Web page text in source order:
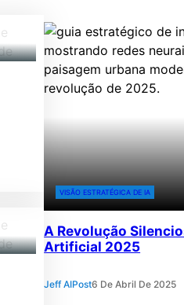
VISÃO ESTRATÉGICA DE IA
A Revolução
Artificial 2025
Jeff AIPost6 De Abril De 2025